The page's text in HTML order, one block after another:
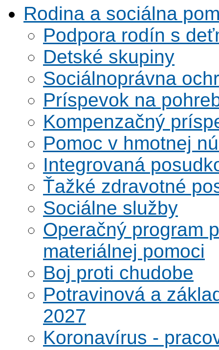
Rodina a sociálna
Podpora rodín s
Detské skupiny
Sociálnoprávna
Príspevok na
Kompenzačný
Pomoc v hmotnej
Integrovaná
Ťažké zdravotné
Sociálne služby
Operačný program
materiálnej pomoci
Boj proti chudobe
Potravinová a
2027
Koronavírus -